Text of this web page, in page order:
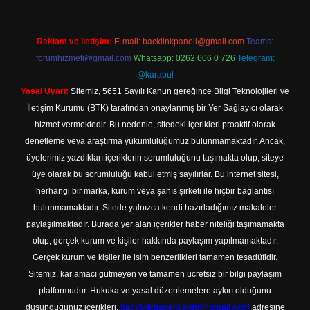
Reklam ve İletişim: E-mail: backlinkpaneli@gmail.com Teams:
forumhizmeti@gmail.com Whatsapp: 0262 606 0 726 Telegram:
@karabul
Yasal Uyarı: Sitemiz, 5651 Sayılı Kanun gereğince Bilgi Teknolojileri ve
İletişim Kurumu (BTK) tarafından onaylanmış bir Yer Sağlayıcı olarak
hizmet vermektedir. Bu nedenle, sitedeki içerikleri proaktif olarak
denetleme veya araştırma yükümlülüğümüz bulunmamaktadır. Ancak,
üyelerimiz yazdıkları içeriklerin sorumluluğunu taşımakta olup, siteye
üye olarak bu sorumluluğu kabul etmiş sayılırlar. Bu internet sitesi,
herhangi bir marka, kurum veya şahıs şirketi ile hiçbir bağlantısı
bulunmamaktadır. Sitede yalnızca kendi hazırladığımız makaleler
paylaşılmaktadır. Burada yer alan içerikler haber niteliği taşımamakta
olup, gerçek kurum ve kişiler hakkında paylaşım yapılmamaktadır.
Gerçek kurum ve kişiler ile isim benzerlikleri tamamen tesadüfidir.
Sitemiz, kar amacı gütmeyen ve tamamen ücretsiz bir bilgi paylaşım
platformudur. Hukuka ve yasal düzenlemelere aykırı olduğunu
düşündüğünüz içerikleri, backlinkpanelicomtr@gmail.com adresine